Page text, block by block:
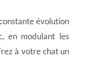
évolution
en modulant les
à votrechat un